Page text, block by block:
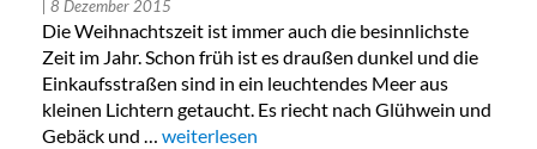
| 8 Dezember 2015
Die Weihnachtszeit ist immer auch die besinnlichste
Zeit im Jahr. Schon früh ist es draußen dunkel und die
Einkaufsstraßen sind in ein leuchtendes Meer aus
kleinen Lichtern getaucht. Es riecht nach Glühwein und
Gebäck und … „Redaktions-Favoriten: Luxus-
weiterlesen